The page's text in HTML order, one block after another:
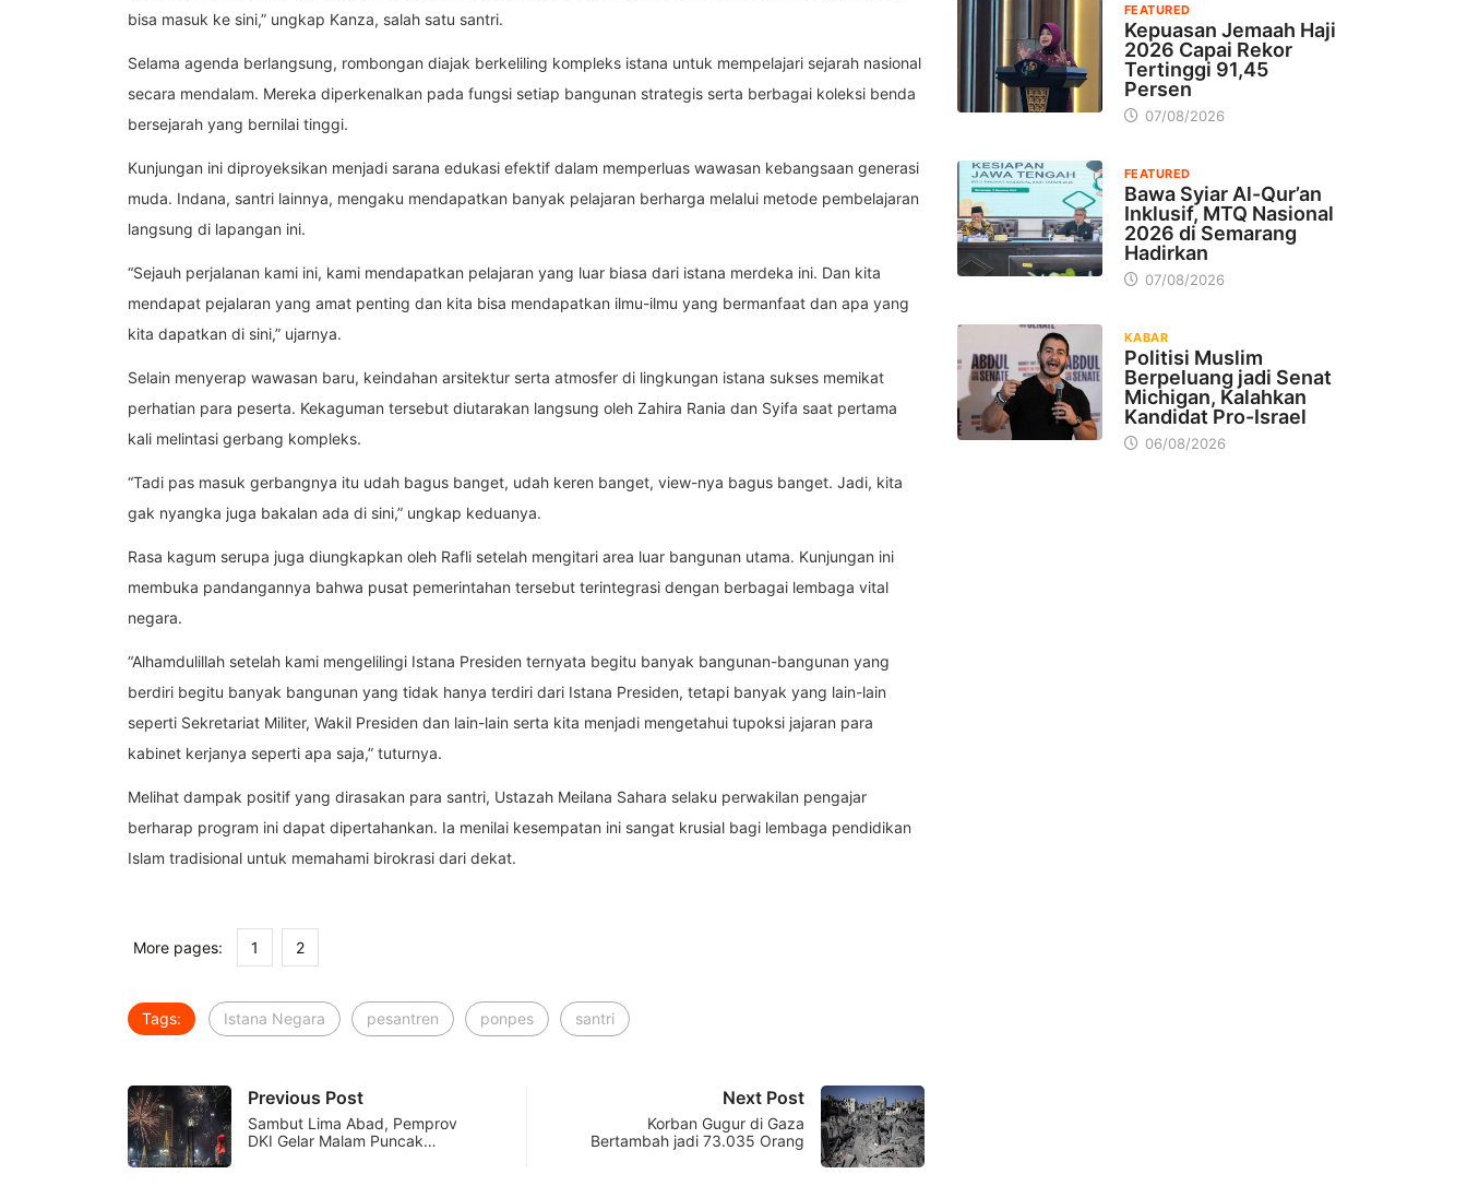
bisa masuk ke sini,” ungkap Kanza, salah satu santri.
Selama agenda berlangsung, rombongan diajak berkeliling kompleks istana untuk mempelajari sejarah nasional
secara mendalam. Mereka diperkenalkan pada fungsi setiap bangunan strategis serta berbagai koleksi benda
bersejarah yang bernilai tinggi.
Kunjungan ini diproyeksikan menjadi sarana edukasi efektif dalam memperluas wawasan kebangsaan generasi
muda. Indana, santri lainnya, mengaku mendapatkan banyak pelajaran berharga melalui metode pembelajaran
langsung di lapangan ini.
“Sejauh perjalanan kami ini, kami mendapatkan pelajaran yang luar biasa dari istana merdeka ini. Dan kita
mendapat pejalaran yang amat penting dan kita bisa mendapatkan ilmu-ilmu yang bermanfaat dan apa yang
kita dapatkan di sini,” ujarnya.
Selain menyerap wawasan baru, keindahan arsitektur serta atmosfer di lingkungan istana sukses memikat
perhatian para peserta. Kekaguman tersebut diutarakan langsung oleh Zahira Rania dan Syifa saat pertama
kali melintasi gerbang kompleks.
“Tadi pas masuk gerbangnya itu udah bagus banget, udah keren banget, view-nya bagus banget. Jadi, kita
gak nyangka juga bakalan ada di sini,” ungkap keduanya.
Rasa kagum serupa juga diungkapkan oleh Rafli setelah mengitari area luar bangunan utama. Kunjungan ini
membuka pandangannya bahwa pusat pemerintahan tersebut terintegrasi dengan berbagai lembaga vital
negara.
“Alhamdulillah setelah kami mengelilingi Istana Presiden ternyata begitu banyak bangunan-bangunan yang
berdiri begitu banyak bangunan yang tidak hanya terdiri dari Istana Presiden, tetapi banyak yang lain-lain
seperti Sekretariat Militer, Wakil Presiden dan lain-lain serta kita menjadi mengetahui tupoksi jajaran para
kabinet kerjanya seperti apa saja,” tuturnya.
Melihat dampak positif yang dirasakan para santri, Ustazah Meilana Sahara selaku perwakilan pengajar
berharap program ini dapat dipertahankan. Ia menilai kesempatan ini sangat krusial bagi lembaga pendidikan
Islam tradisional untuk memahami birokrasi dari dekat.
More pages: 1 2
Tags: Istana Negara pesantren ponpes santri
Previous Post
Sambut Lima Abad, Pemprov
DKI Gelar Malam Puncak…
Next Post
Korban Gugur di Gaza
Bertambah jadi 73.035 Orang
FEATURED
Kepuasan Jemaah Haji
2026 Capai Rekor
Tertinggi 91,45
Persen
07/08/2026
FEATURED
Bawa Syiar Al-Qur’an
Inklusif, MTQ Nasional
2026 di Semarang
Hadirkan
07/08/2026
KABAR
Politisi Muslim
Berpeluang jadi Senat
Michigan, Kalahkan
Kandidat Pro-Israel
06/08/2026